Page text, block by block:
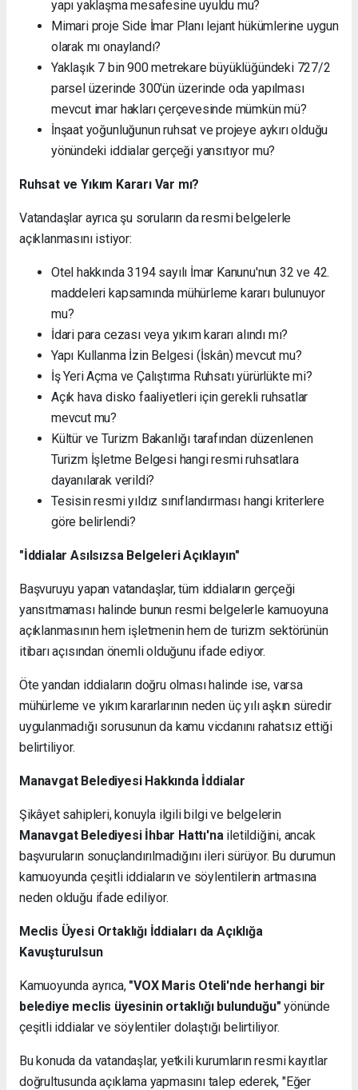
yapı yaklaşma mesafesine uyuldu mu?
Mimari proje Side İmar Planı lejant hükümlerine uygun
olarak mı onaylandı?
Yaklaşık 7 bin 900 metrekare büyüklüğündeki 727/2
parsel üzerinde 300'ün üzerinde oda yapılması
mevcut imar hakları çerçevesinde mümkün mü?
İnşaat yoğunluğunun ruhsat ve projeye aykırı olduğu
yönündeki iddialar gerçeği yansıtıyor mu?
Ruhsat ve Yıkım Kararı Var mı?
Vatandaşlar ayrıca şu soruların da resmi belgelerle
açıklanmasını istiyor:
Otel hakkında 3194 sayılı İmar Kanunu'nun 32 ve 42.
maddeleri kapsamında mühürleme kararı bulunuyor
mu?
İdari para cezası veya yıkım kararı alındı mı?
Yapı Kullanma İzin Belgesi (İskân) mevcut mu?
İş Yeri Açma ve Çalıştırma Ruhsatı yürürlükte mi?
Açık hava disko faaliyetleri için gerekli ruhsatlar
mevcut mu?
Kültür ve Turizm Bakanlığı tarafından düzenlenen
Turizm İşletme Belgesi hangi resmi ruhsatlara
dayanılarak verildi?
Tesisin resmi yıldız sınıflandırması hangi kriterlere
göre belirlendi?
"İddialar Asılsızsa Belgeleri Açıklayın"
Başvuruyu yapan vatandaşlar, tüm iddiaların gerçeği
yansıtmaması halinde bunun resmi belgelerle kamuoyuna
açıklanmasının hem işletmenin hem de turizm sektörünün
itibarı açısından önemli olduğunu ifade ediyor.
Öte yandan iddiaların doğru olması halinde ise, varsa
mühürleme ve yıkım kararlarının neden üç yılı aşkın süredir
uygulanmadığı sorusunun da kamu vicdanını rahatsız ettiği
belirtiliyor.
Manavgat Belediyesi Hakkında İddialar
Şikâyet sahipleri, konuyla ilgili bilgi ve belgelerin
Manavgat Belediyesi İhbar Hattı'na iletildiğini, ancak
başvuruların sonuçlandırılmadığını ileri sürüyor. Bu durumun
kamuoyunda çeşitli iddiaların ve söylentilerin artmasına
neden olduğu ifade ediliyor.
Meclis Üyesi Ortaklığı İddiaları da Açıklığa
Kavuşturulsun
Kamuoyunda ayrıca, "VOX Maris Oteli'nde herhangi bir
belediye meclis üyesinin ortaklığı bulunduğu" yönünde
çeşitli iddialar ve söylentiler dolaştığı belirtiliyor.
Bu konuda da vatandaşlar, yetkili kurumların resmi kayıtlar
doğrultusunda açıklama yapmasını talep ederek, "Eğer